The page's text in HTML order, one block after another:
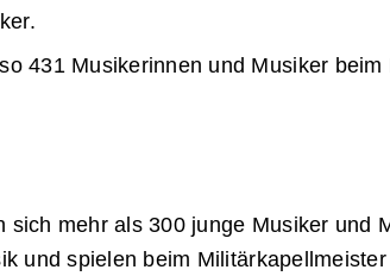
431 Musikerinnen und Musiker
sich mehr als 300 junge Musiker und
und spielen beim